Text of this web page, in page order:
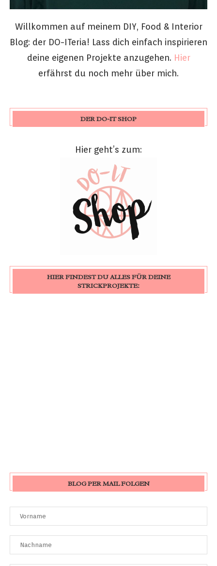
Willkommen auf meinem DIY, Food & Interior
Blog: der DO-ITeria! Lass dich einfach inspirieren
deine eigenen Projekte anzugehen. Hier
erfährst du noch mehr über mich.
DER DO-IT SHOP
Hier geht’s zum:
HIER FINDEST DU ALLES FÜR DEINE
STRICKPROJEKTE:
BLOG PER MAIL FOLGEN